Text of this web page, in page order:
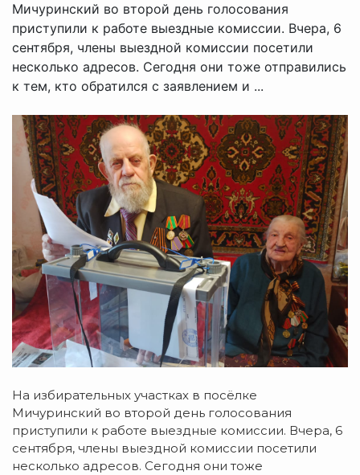
Мичуринский во второй день голосования
приступили к работе выездные комиссии. Вчера, 6
сентября, члены выездной комиссии посетили
несколько адресов. Сегодня они тоже отправились
к тем, кто обратился с заявлением и ...
На избирательных участках в посёлке
Мичуринский во второй день голосования
приступили к работе выездные комиссии. Вчера, 6
сентября, члены выездной комиссии посетили
несколько адресов. Сегодня они тоже